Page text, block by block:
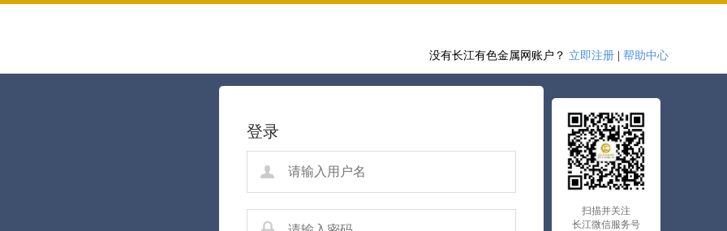
没有长江有色金属网账户？ 立即注册 帮助中心
扫描并关注
长江微信服务号
登录